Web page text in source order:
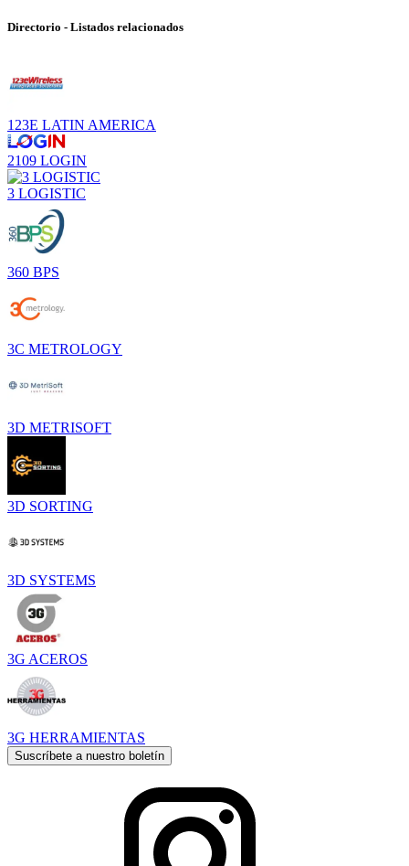
Directorio - Listados relacionados
123E LATIN AMERICA
2109 LOGIN
3 LOGISTIC
360 BPS
3C METROLOGY
3D METRISOFT
3D SORTING
3D SYSTEMS
3G ACEROS
3G HERRAMIENTAS
Suscríbete a nuestro boletín